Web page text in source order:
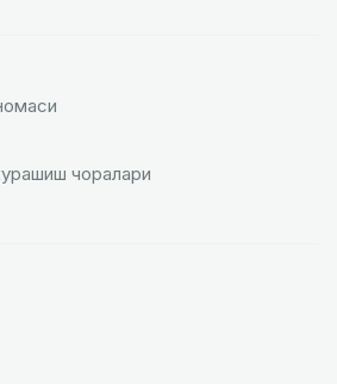
чоралари